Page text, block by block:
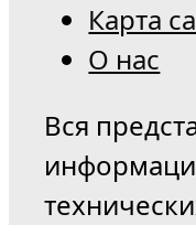
Карта
О нас
Вся